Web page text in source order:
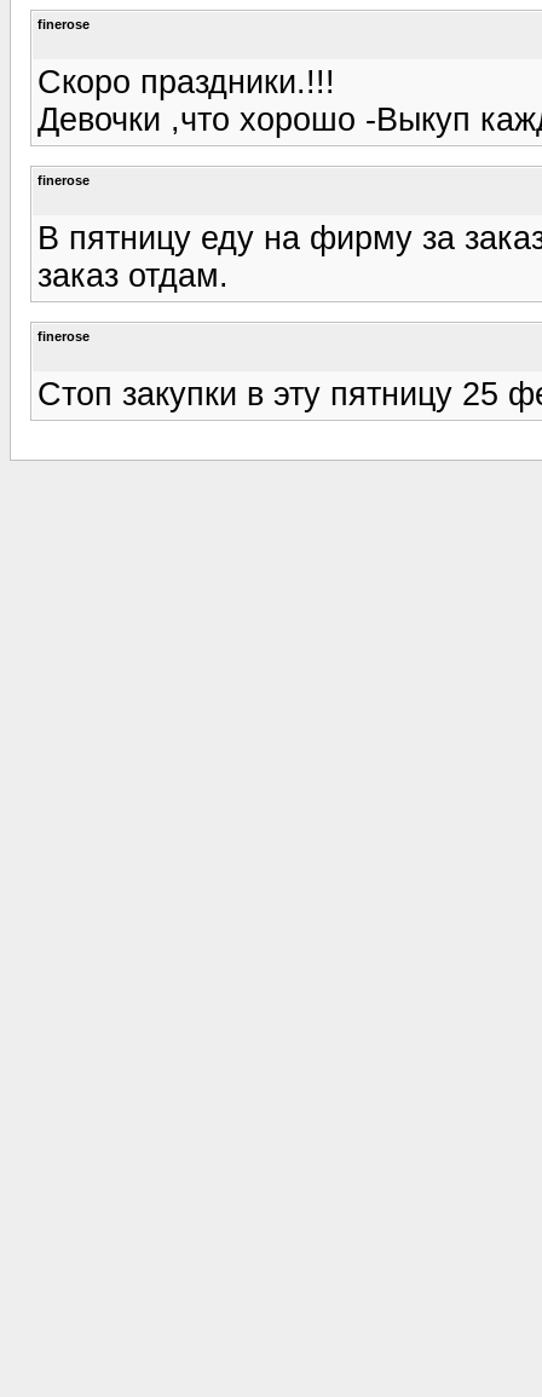
finerose
Скоро праздники.!!!
Девочки ,что хорошо -Выкуп
finerose
В пятницу еду на фирму за
заказ отдам.
finerose
Стоп закупки в эту пятницу 25